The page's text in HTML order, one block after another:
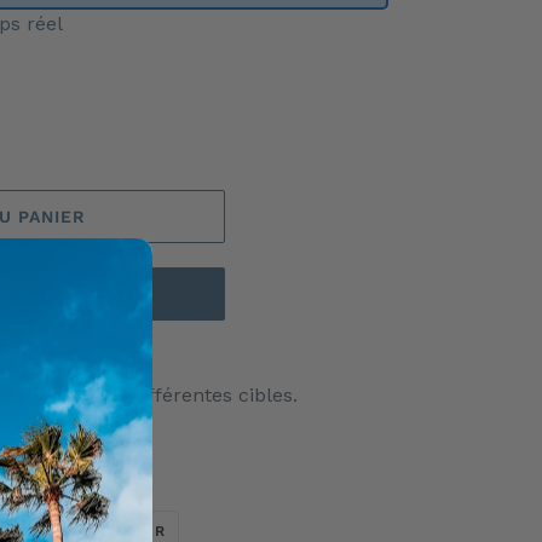
réel
PANIER
de 4x 25 différentes cibles.
TWEETERÉPINGLER